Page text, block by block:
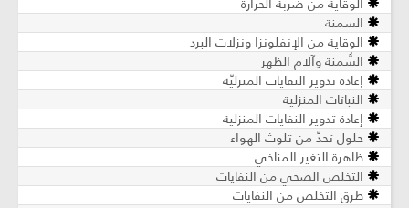
السمنة
الوقاية من الإنفلونزا ونزلات البرد
السُّمنة وآلام الظهر
إعادة تدوير النفايات المنزليّة
النباتات المنزلية
إعادة تدوير النفايات المنزلية
حلول تحدّ من تلوث الهواء
ظاهرة التغير المناخي
التخلص الصحي من النفايات
طرق التخلص من النفايات